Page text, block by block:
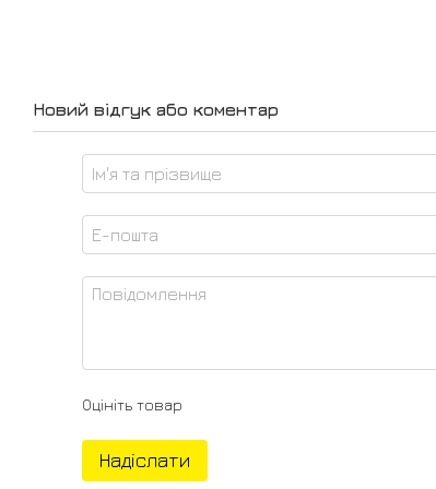
Новий відгук або коментар
Оцініть товар
Надіслати